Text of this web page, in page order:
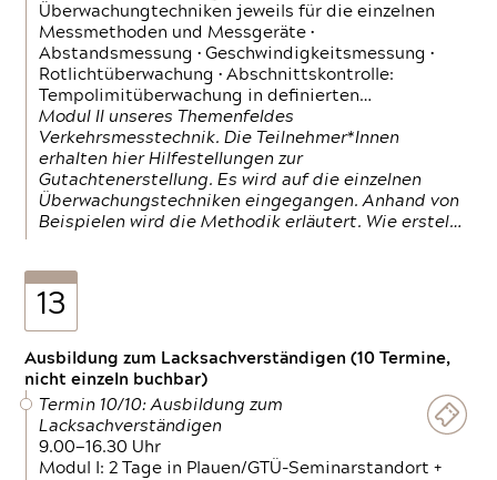
Überwachungtechniken jeweils für die einzelnen
Messmethoden und Messgeräte •
Abstandsmessung • Geschwindigkeitsmessung •
Rotlichtüberwachung • Abschnittskontrolle:
Tempolimitüberwachung in definierten…
Modul II unseres Themenfeldes
Verkehrsmesstechnik. Die Teilnehmer*Innen
erhalten hier Hilfestellungen zur
Gutachtenerstellung. Es wird auf die einzelnen
Überwachungstechniken eingegangen. Anhand von
Beispielen wird die Methodik erläutert. Wie erstel…
13
Ausbildung zum Lacksachverständigen (10 Termine,
nicht einzeln buchbar)
Termin 10/10: Ausbildung zum
Lacksachverständigen
9.00—16.30 Uhr
Modul I: 2 Tage in Plauen/GTÜ-Seminarstandort +